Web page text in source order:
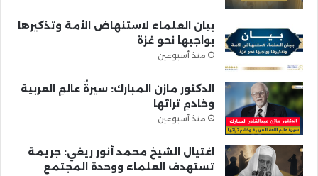
بيان العلماء لاستنهاض الأمة وتذكيرها
بواجبها نحو غزة
منذ أسبوعين
الدكتور مازن المبارك: سيرةُ عالمِ العربية
وخادمِ تراثها
منذ أسبوعين
اغتيال الشيخ محمد أنور ريغي: جريمة
تستهدف العلماء ووحدة المجتمع